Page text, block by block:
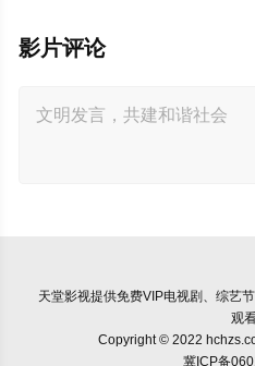
影片评论
天堂影视提供免费VIP电视剧、综艺
观
Copyright © 2022
冀ICP备